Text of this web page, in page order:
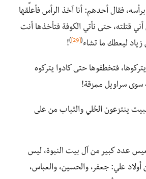
فقال أحدهم: أنا آخذ الرأس فأعلِّقها
قتلته، حتى نأتي الكوفة فتأخذها أنت
زياد ليعطك ما تشاء(
[29]
)
!
فتخطفوها حتى كادوا يتركوه
سوى سراويل ممزقة!
ينتزعون الحُلي والثياب من على
عدد كبير من آل بيت النبوة، ليس
علي: جعفر، والحسين، والعباس،